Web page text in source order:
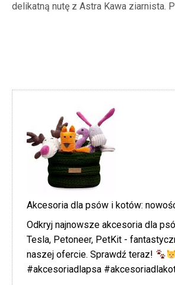
delikatną nutę z Astra Kawa ziarnista.
Akcesoria dla psów i kotów:
Odkryj najnowsze akcesoria dla
Tesla, Petoneer, PetKit -
naszej ofercie. Sprawdź teraz!
#akcesoriadlapsa